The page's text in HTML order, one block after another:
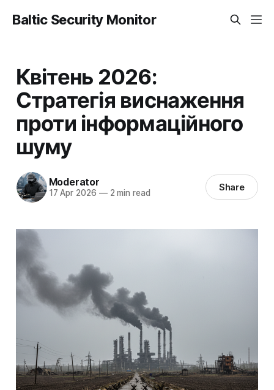
Baltic Security Monitor
Квітень 2026:
Стратегія виснаження
проти інформаційного
шуму
Moderator
17 Apr 2026 —2 min read Share